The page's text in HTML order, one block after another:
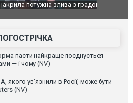
злива з градом та
Вже
пасти найкраще поєднується
— і чому (NV)
якого ув’язнили в Росії, може бути
(NV)